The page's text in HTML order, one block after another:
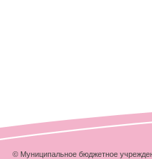
© Муниципальное бюджетное